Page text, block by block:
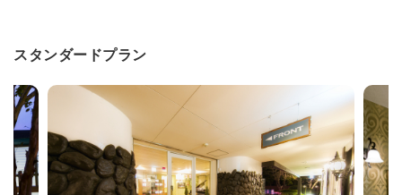
スタンダードプラン